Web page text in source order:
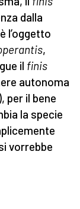
dalla
l’oggetto
,
il finis
autonoma
), per il bene
la specie
vorrebbe